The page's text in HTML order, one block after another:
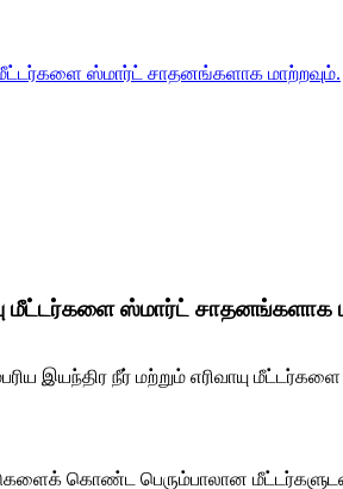
ஸ்மார்ட் சாதனங்களாக மாற்றவும்.
மீட்டர்களை ஸ்மார்ட் சாதனங்களாக
இயந்திர நீர் மற்றும் எரிவாயு
கொண்ட பெரும்பாலான